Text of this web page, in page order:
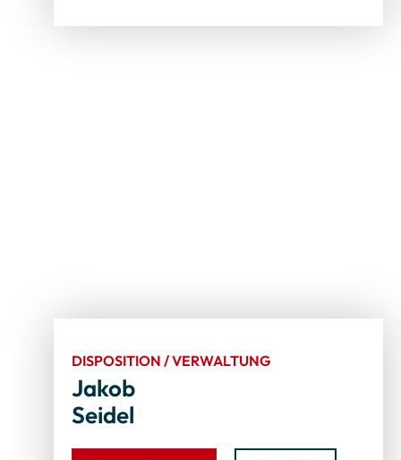
DISPOSITION / VERWALTUNG
Jakob
Seidel